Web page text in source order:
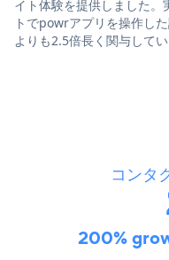
イト体験を提供しました
トでpowrアプリを操作し
よりも2.5倍長く関与してい
コンタ
200%